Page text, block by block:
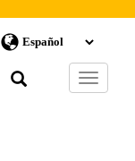
Barra
de